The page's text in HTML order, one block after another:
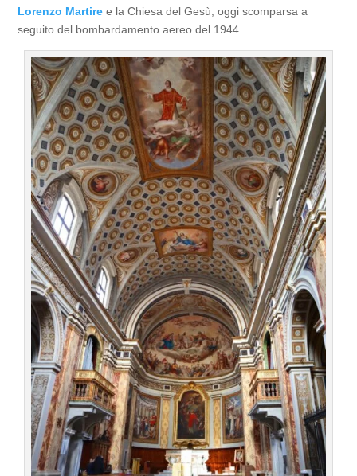
Lorenzo Martire e la Chiesa del Gesù, oggi scomparsa a
seguito del bombardamento aereo del 1944.